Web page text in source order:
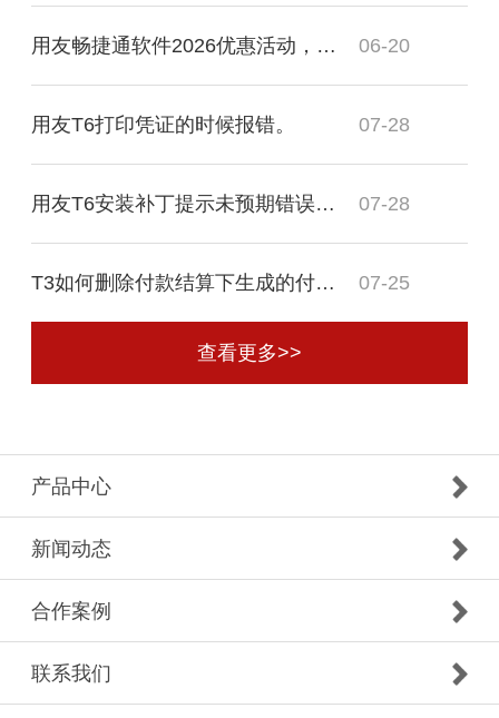
用友畅捷通软件2026优惠活动，用友云系列产品8折优惠。 06-20
用友T6打印凭证的时候报错。 07-28
用友T6安装补丁提示未预期错误，退出！ 07-28
T3如何删除付款结算下生成的付款单？ 07-25
查看更多>>
产品中心
新闻动态
合作案例
联系我们